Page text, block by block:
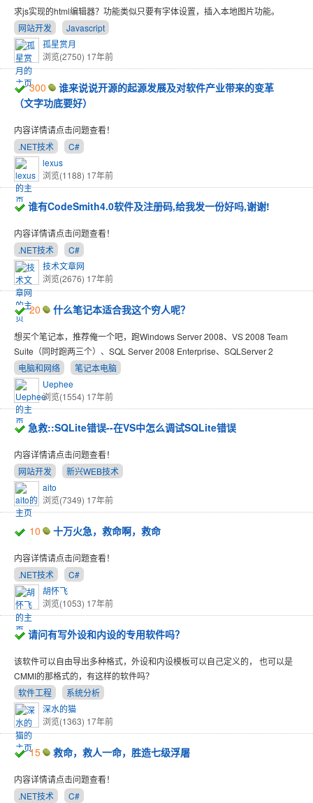
求js实现的html编辑器？功能类似只要有字体设置，插入本地图片功能。
网站开发
Javascript
孤星赏月
浏览(2750) 17年前
300
谁来说说开源的起源发展及对软件产业带来的变革
（文字功底要好）
内容详情请点击问题查看！
.NET技术
C#
lexus
浏览(1188) 17年前
谁有CodeSmith4.0软件及注册码,给我发一份好吗,谢谢!
内容详情请点击问题查看！
.NET技术
C#
技术文章网
浏览(2676) 17年前
20 什么笔记本适合我这个穷人呢？
想买个笔记本，推荐俺一个吧，跑Windows Server 2008、VS 2008 Team
Suite（同时跑两三个）、SQL Server 2008 Enterprise、SQLServer 2
电脑和网络
笔记本电脑
Uephee
浏览(1554) 17年前
急救::SQLite错误--在VS中怎么调试SQLite错误
内容详情请点击问题查看！
网站开发
新兴WEB技术
aito
浏览(7349) 17年前
10 十万火急，救命啊，救命
内容详情请点击问题查看！
.NET技术
C#
胡怀飞
浏览(1053) 17年前
请问有写外设和内设的专用软件吗？
该软件可以自由导出多种格式，外设和内设模板可以自己定义的， 也可以是
CMMI的那格式的，有这样的软件吗？
软件工程
系统分析
深水的猫
浏览(1363) 17年前
15 救命，救人一命，胜造七级浮屠
内容详情请点击问题查看！
.NET技术
C#